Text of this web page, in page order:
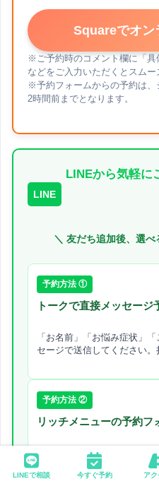
Squareでオン
※ご予約時のコメント欄に「具
などをご入力いただくとスムー
※予約フォームからの予約は
2時間前までとなります。
LINE
LINEから気軽に
＼ 友だち追加後、選
予約方法 ①
トークで直接メッセージ
「お名前」「お悩み症状」
セージで送信してください。
予約方法 ②
リッチメニューの予約フ
トーク画面下のメニュー内に
プすれば、画面上で24時間い
です。
LINEで相談 今すぐ予約 アク